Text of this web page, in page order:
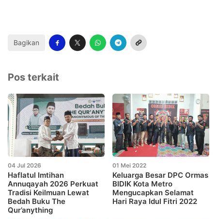
Bagikan
Pos terkait
04 Jul 2026
Haflatul Imtihan
Annuqayah 2026 Perkuat
Tradisi Keilmuan Lewat
Bedah Buku The
Qur’anything
01 Mei 2022
Keluarga Besar DPC Ormas
BIDIK Kota Metro
Mengucapkan Selamat
Hari Raya Idul Fitri 2022